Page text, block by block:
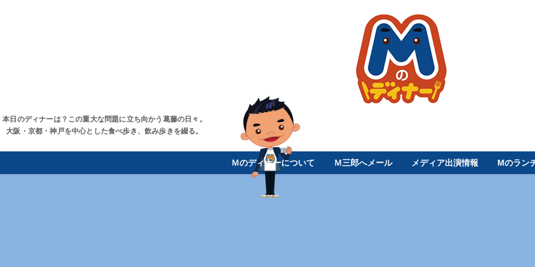
本日のディナーは？この重大な問題に立ち向かう葛藤の日々。
大阪・京都・神戸を中心とした食べ歩き、飲み歩きを綴る。
Ｍのディナーについて Ｍ三郎へメール メディア出演情報 Mのラン